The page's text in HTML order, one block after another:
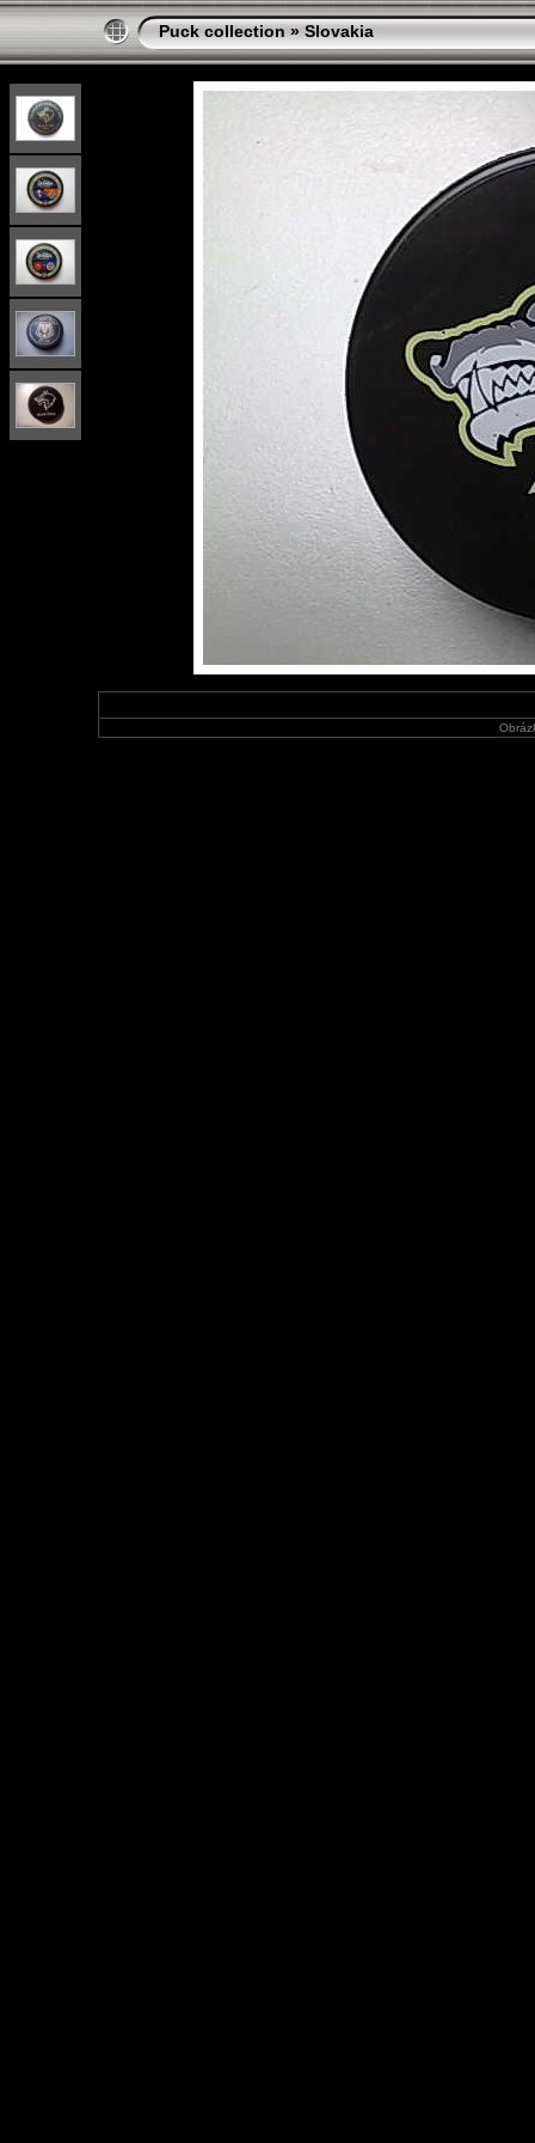
Puck collection » Slovakia